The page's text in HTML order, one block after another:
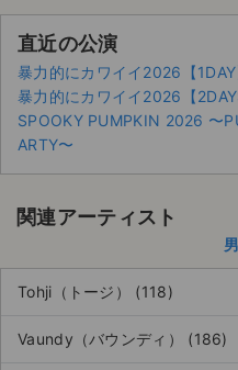
AIに質問する
よくある質問
お知らせ
直近の公演
暴力的にカワイイ2026【1DAY
暴力的にカワイイ2026【
SPOOKY PUMPKIN 2026 〜
ARTY〜
関連アーティスト
Tohji（トージ） (118)
Vaundy（バウンディ） (186)